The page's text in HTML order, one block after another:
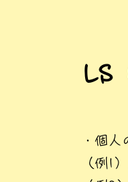
LS
・個
（例1